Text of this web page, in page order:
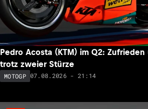
Pedro Acosta (KTM) im Q2:
trotz zweier Stürze
MOTOGP 07.08.2026 - 21:14